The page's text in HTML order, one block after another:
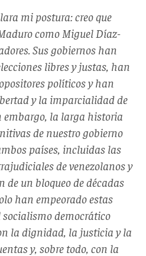
mi postura: creo que
como Miguel Díaz-
Sus gobiernos han
libres y justas, han
políticos y han
y la imparcialidad de
embargo, la larga historia
de nuestro gobierno
países, incluidas las
de venezolanos y
de un bloqueo de décadas
han empeorado estas
socialismo democrático
la dignidad, la justicia y la
y, sobre todo, con la